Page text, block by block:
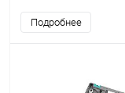
Подробнее